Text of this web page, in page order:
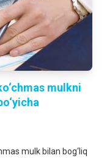
mulkni
mulk bilan bog‘liq